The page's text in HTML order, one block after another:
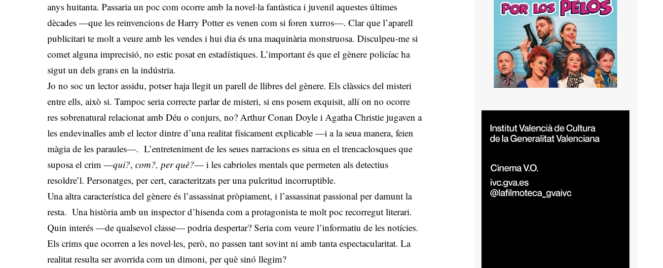
anys huitanta. Passaria un poc com ocorre amb la novel·la fantàstica i juvenil aquestes últimes
dècades —que les reinvencions de Harry Potter es venen com si foren xurros—. Clar que l’aparell
publicitari te molt a veure amb les vendes i hui dia és una maquinària monstruosa. Disculpeu-me si
comet alguna imprecisió, no estic posat en estadístiques. L’important és que el gènere policíac ha
sigut un dels grans en la indústria.
Jo no soc un lector assidu, potser haja llegit un parell de llibres del gènere. Els clàssics del misteri
entre ells, això si. Tampoc seria correcte parlar de misteri, si ens posem exquisit, allí on no ocorre
res sobrenatural relacionat amb Déu o conjurs, no? Arthur Conan Doyle i Agatha Christie jugaven a
les endevinalles amb el lector dintre d’una realitat físicament explicable —i a la seua manera, feien
màgia de les paraules—. L’entreteniment de les seues narracions es situa en el trencaclosques que
suposa el crim —qui?,com?, per què?— i les cabrioles mentals que permeten als detectius
resoldre’l. Personatges, per cert, caracteritzats per una pulcritud incorruptible.
Una altra característica del gènere és l’assassinat pròpiament, i l’assassinat passional per damunt la
resta. Una història amb un inspector d’hisenda com a protagonista te molt poc recorregut literari.
Quin interés —de qualsevol classe— podria despertar? Seria com veure l’informatiu de les notícies.
Els crims que ocorren a les novel·les, però, no passen tant sovint ni amb tanta espectacularitat. La
realitat resulta ser avorrida com un dimoni, per què sinó llegim?